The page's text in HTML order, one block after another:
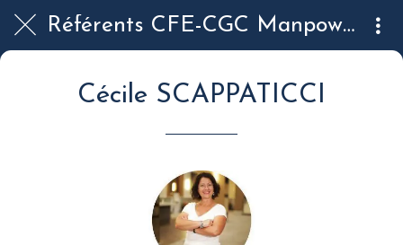
Référents CFE-CGC Manpower
Cécile SCAPPATICCI